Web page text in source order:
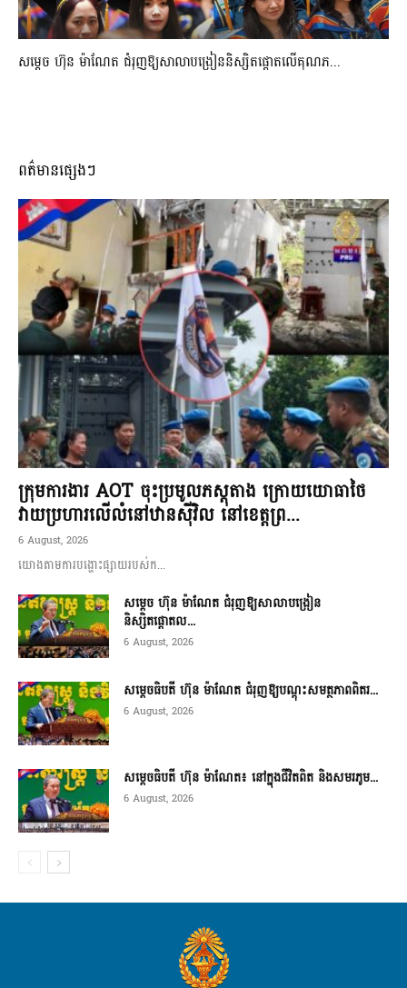
សម្តេច ហ៊ុន ម៉ាណែត ជំរុញឱ្យសាលាបង្រៀននិស្សិតផ្តោតលើគុណភ...
ពត៌មានផ្សេងៗ
ក្រុមការងារ AOT ចុះប្រមូលភស្តុតាង ក្រោយយោធាថៃ
វាយប្រហារលើលំនៅឋានស៊ីវិល នៅខេត្តព្រ...
6 August, 2026
យោងតាមការបង្ហោះផ្សាយរបស់ក...
សម្តេច ហ៊ុន ម៉ាណែត ជំរុញឱ្យសាលាបង្រៀន
និស្សិតផ្តោតល...
6 August, 2026
សម្តេចធិបតី ហ៊ុន ម៉ាណែត ជំរុញឱ្យបណ្តុះសមត្ថភាពពិតរ...
6 August, 2026
សម្តេចធិបតី ហ៊ុន ម៉ាណែត៖ នៅក្នុងជីវិតពិត និងសមរភូម...
6 August, 2026